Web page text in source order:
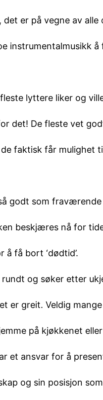
det er på vegne av alle
instrumentalmusikk å
lyttere liker og
det! De fleste vet
faktisk får mulighet
godt som
beskjæres nå for
få bort ‘dødtid’.
og søker etter
er greit. Veldig
på kjøkkenet
et ansvar for å
og sin posisjon